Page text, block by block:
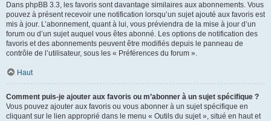
Dans phpBB 3.3, les favoris sont davantage similaires aux abonnements. Vous
pouvez à présent recevoir une notification lorsqu’un sujet ajouté aux favoris est
mis à jour. L’abonnement, quant à lui, vous préviendra de la mise à jour d’un
forum ou d’un sujet auquel vous êtes abonné. Les options de notification des
favoris et des abonnements peuvent être modifiés depuis le panneau de
contrôle de l’utilisateur, sous les « Préférences du forum ».
Haut
Comment puis-je ajouter aux favoris ou m’abonner à un sujet spécifique ?
Vous pouvez ajouter aux favoris ou vous abonner à un sujet spécifique en
cliquant sur le lien approprié dans le menu « Outils du sujet », situé en haut et